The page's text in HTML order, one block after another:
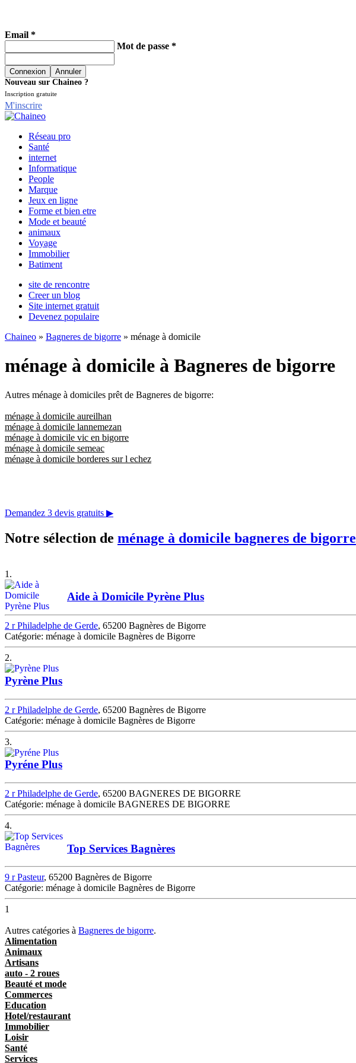
Email *
Mot de passe *
Nouveau sur Chaineo ?
Inscription gratuite
M'inscrire
Réseau pro
Santé
internet
Informatique
People
Marque
Jeux en ligne
Forme et bien etre
Mode et beauté
animaux
Voyage
Immobilier
Batiment
site de rencontre
Creer un blog
Site internet gratuit
Devenez populaire
Chaineo » Bagneres de bigorre » ménage à domicile
ménage à domicile à Bagneres de bigorre
Autres ménage à domiciles prêt de Bagneres de bigorre:
ménage à domicile aureilhan
ménage à domicile lannemezan
ménage à domicile vic en bigorre
ménage à domicile semeac
ménage à domicile borderes sur l echez
Demandez 3 devis gratuits ▶
Notre sélection de ménage à domicile bagneres de bigorre
1.
Aide à Domicile Pyrène Plus
2 r Philadelphe de Gerde, 65200 Bagnères de Bigorre
Catégorie: ménage à domicile Bagnères de Bigorre
2.
Pyrène Plus
2 r Philadelphe de Gerde, 65200 Bagnères de Bigorre
Catégorie: ménage à domicile Bagnères de Bigorre
3.
Pyréne Plus
2 r Philadelphe de Gerde, 65200 BAGNERES DE BIGORRE
Catégorie: ménage à domicile BAGNERES DE BIGORRE
4.
Top Services Bagnères
9 r Pasteur, 65200 Bagnères de Bigorre
Catégorie: ménage à domicile Bagnères de Bigorre
1
Autres catégories à Bagneres de bigorre.
Alimentation
Animaux
Artisans
auto - 2 roues
Beauté et mode
Commerces
Education
Hotel/restaurant
Immobilier
Loisir
Santé
Services